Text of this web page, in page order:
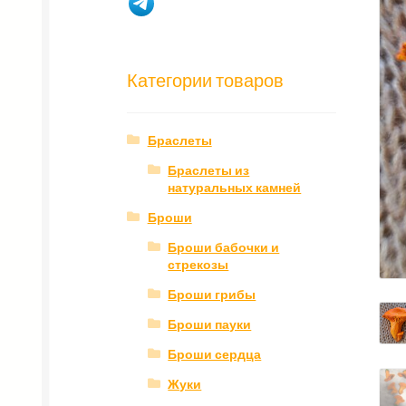
Категории товаров
Браслеты
Браслеты из
натуральных камней
Броши
Броши бабочки и
стрекозы
Броши грибы
Броши пауки
Броши сердца
Жуки